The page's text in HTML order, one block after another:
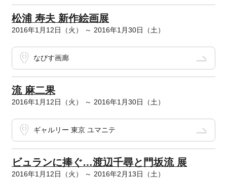
松浦 寿夫 新作絵画展
2016年1月12日（火） ～ 2016年1月30日（土）
なびす画廊
流 麻二果
2016年1月12日（火） ～ 2016年1月30日（土）
ギャルリー 東京 ユマニテ
ビュランに捧ぐ…渡辺千尋と門坂流 展
2016年1月12日（火） ～ 2016年2月13日（土）